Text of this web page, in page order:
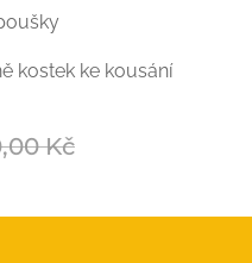
kostek ke kousání
Kč